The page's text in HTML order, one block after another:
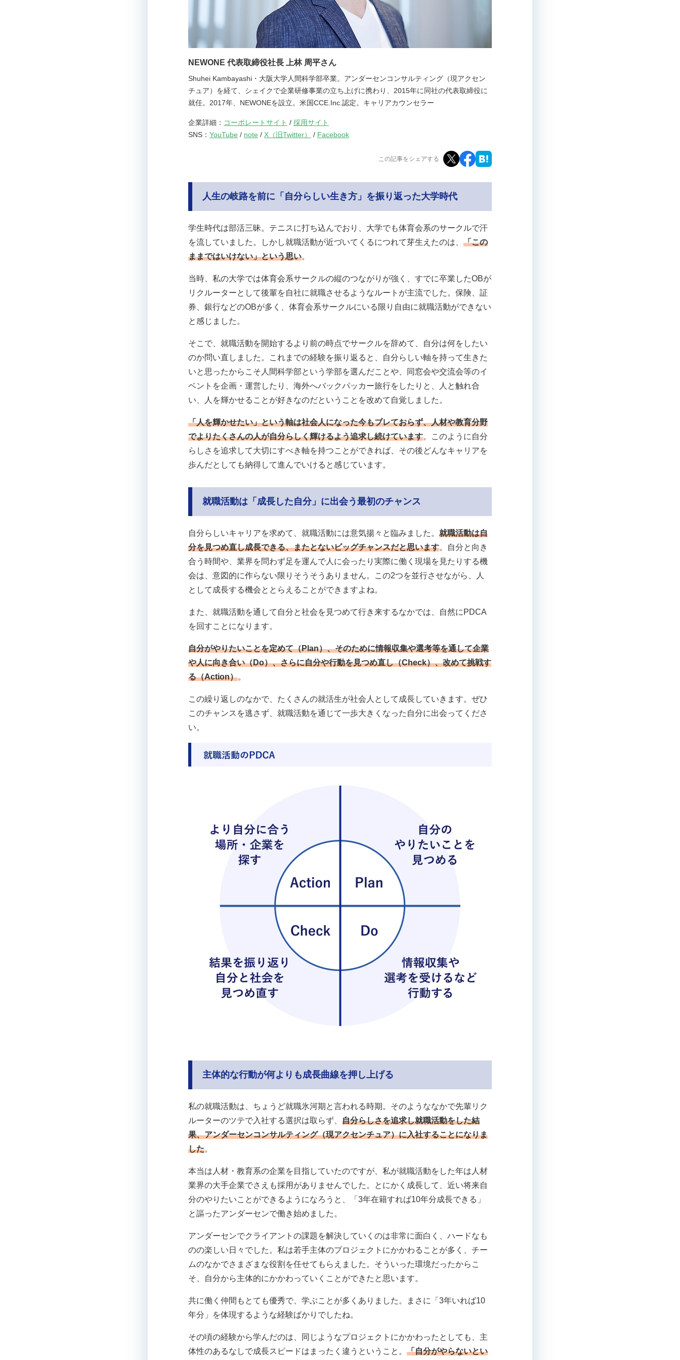
NEWONE 代表取締役社長 上林 周平さん
Shuhei Kambayashi・大阪大学人間科学部卒業。アンダーセンコンサルティング（現アクセン
チュア）を経て、シェイクで企業研修事業の立ち上げに携わり、2015年に同社の代表取締役に
就任。2017年、NEWONEを設立。米国CCE.Inc.認定。キャリアカウンセラー
企業詳細： コーポレートサイト / 採用サイト
SNS： YouTube / note / X（旧Twitter） / Facebook
この記事をシェアする
人生の岐路を前に「自分らしい生き方」を振り返った大学時代
学生時代は部活三昧。テニスに打ち込んでおり、大学でも体育会系のサークルで汗
を流していました。しかし就職活動が近づいてくるにつれて芽生えたのは、 「この
ままではいけない」という思い。
当時、私の大学では体育会系サークルの縦のつながりが強く、すでに卒業したOBが
リクルーターとして後輩を自社に就職させるようなルートが主流でした。保険、証
券、銀行などのOBが多く、体育会系サークルにいる限り自由に就職活動ができない
と感じました。
そこで、就職活動を開始するより前の時点でサークルを辞めて、自分は何をしたい
のか問い直しました。これまでの経験を振り返ると、自分らしい軸を持って生きた
いと思ったからこそ人間科学部という学部を選んだことや、同窓会や交流会等のイ
ベントを企画・運営したり、海外へバックパッカー旅行をしたりと、人と触れ合
い、人を輝かせることが好きなのだということを改めて自覚しました。
「人を輝かせたい」という軸は社会人になった今もブレておらず、人材や教育分野
でよりたくさんの人が自分らしく輝けるよう追求し続けています。このように自分
らしさを追求して大切にすべき軸を持つことができれば、その後どんなキャリアを
歩んだとしても納得して進んでいけると感じています。
就職活動は「成長した自分」に出会う最初のチャンス
自分らしいキャリアを求めて、就職活動には意気揚々と臨みました。 就職活動は自
分を見つめ直し成長できる、またとないビッグチャンスだと思います。自分と向き
合う時間や、業界を問わず足を運んで人に会ったり実際に働く現場を見たりする機
会は、意図的に作らない限りそうそうありません。この2つを並行させながら、人
として成長する機会ととらえることができますよね。
また、就職活動を通して自分と社会を見つめて行き来するなかでは、自然にPDCA
を回すことになります。
自分がやりたいことを定めて（Plan）、そのために情報収集や選考等を通して企業
や人に向き合い（Do）、さらに自分や行動を見つめ直し（Check）、改めて挑戦す
る（Action）。
この繰り返しのなかで、たくさんの就活生が社会人として成長していきます。ぜひ
このチャンスを逃さず、就職活動を通じて一歩大きくなった自分に出会ってくださ
い。
主体的な行動が何よりも成長曲線を押し上げる
私の就職活動は、ちょうど就職氷河期と言われる時期。そのようななかで先輩リク
ルーターのツテで入社する選択は取らず、 自分らしさを追求し就職活動をした結
果、アンダーセンコンサルティング（現アクセンチュア）に入社することになりま
した。
本当は人材・教育系の企業を目指していたのですが、私が就職活動をした年は人材
業界の大手企業でさえも採用がありませんでした。とにかく成長して、近い将来自
分のやりたいことができるようになろうと、「3年在籍すれば10年分成長できる」
と謳ったアンダーセンで働き始めました。
アンダーセンでクライアントの課題を解決していくのは非常に面白く、ハードなも
のの楽しい日々でした。私は若手主体のプロジェクトにかかわることが多く、チー
ムのなかでさまざまな役割を任せてもらえました。そういった環境だったからこ
そ、自分から主体的にかかわっていくことができたと思います。
共に働く仲間もとても優秀で、学ぶことが多くありました。まさに「3年いれば10
年分」を体現するような経験ばかりでしたね。
その頃の経験から学んだのは、同じようなプロジェクトにかかわったとしても、主
体性のあるなしで成長スピードはまったく違うということ。 「自分がやらないとい